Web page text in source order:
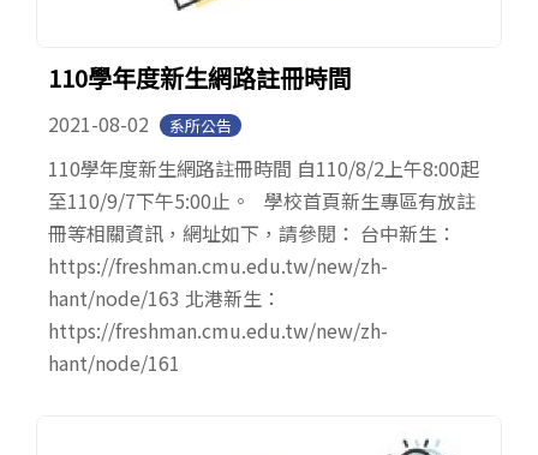
110學年度新生網路註冊時間
2021-08-02 系所公告
110學年度新生網路註冊時間 自110/8/2上午8:00起
至110/9/7下午5:00止。 學校首頁新生專區有放註
冊等相關資訊，網址如下，請參閱： 台中新生：
https://freshman.cmu.edu.tw/new/zh-
hant/node/163 北港新生：
https://freshman.cmu.edu.tw/new/zh-
hant/node/161